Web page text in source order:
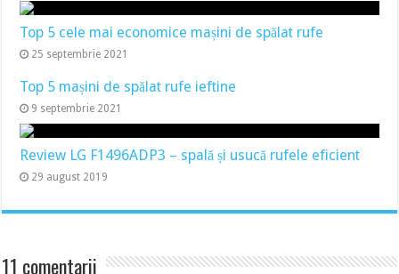
Top 5 cele mai economice mașini de spălat rufe
25 septembrie 2021
Top 5 mașini de spălat rufe ieftine
9 septembrie 2021
Review LG F1496ADP3 – spală și usucă rufele eficient
29 august 2019
11 comentarii